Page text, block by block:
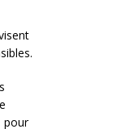
pour